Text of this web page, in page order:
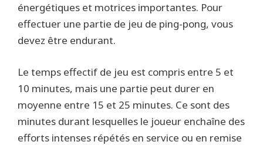
énergétiques et motrices importantes. Pour
effectuer une partie de jeu de ping-pong, vous
devez être endurant.
Le temps effectif de jeu est compris entre 5 et
10 minutes, mais une partie peut durer en
moyenne entre 15 et 25 minutes. Ce sont des
minutes durant lesquelles le joueur enchaîne des
efforts intenses répétés en service ou en remise